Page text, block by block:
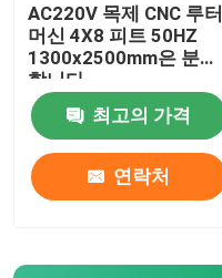
AC220V 목제 CNC 루터
머신 4X8 피트 50HZ
1300x2500mm은 분류
합니다
최고의 가격
연락처